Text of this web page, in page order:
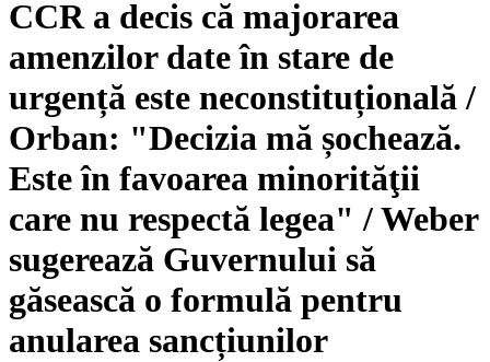
CCR a decis că majorarea
amenzilor date în stare de
urgență este neconstituțională /
Orban: "Decizia mă șochează.
Este în favoarea minorităţii
care nu respectă legea" / Weber
sugerează Guvernului să
găsească o formulă pentru
anularea sancțiunilor